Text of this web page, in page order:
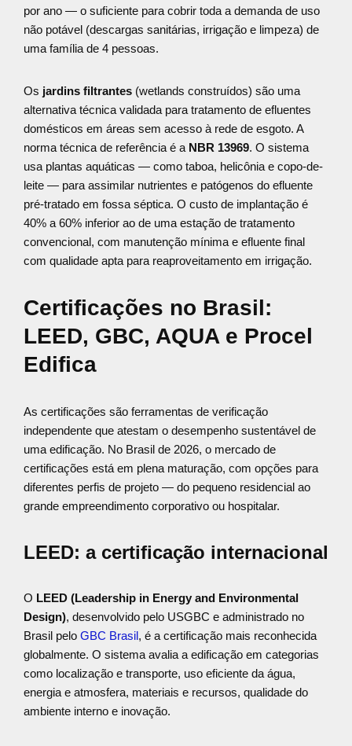
por ano — o suficiente para cobrir toda a demanda de uso
não potável (descargas sanitárias, irrigação e limpeza) de
uma família de 4 pessoas.
Os jardins filtrantes (wetlands construídos) são uma
alternativa técnica validada para tratamento de efluentes
domésticos em áreas sem acesso à rede de esgoto. A
norma técnica de referência é a NBR 13969. O sistema
usa plantas aquáticas — como taboa, helicônia e copo-de-
leite — para assimilar nutrientes e patógenos do efluente
pré-tratado em fossa séptica. O custo de implantação é
40% a 60% inferior ao de uma estação de tratamento
convencional, com manutenção mínima e efluente final
com qualidade apta para reaproveitamento em irrigação.
Certificações no Brasil:
LEED, GBC, AQUA e Procel
Edifica
As certificações são ferramentas de verificação
independente que atestam o desempenho sustentável de
uma edificação. No Brasil de 2026, o mercado de
certificações está em plena maturação, com opções para
diferentes perfis de projeto — do pequeno residencial ao
grande empreendimento corporativo ou hospitalar.
LEED: a certificação internacional
O LEED (Leadership in Energy and Environmental
Design), desenvolvido pelo USGBC e administrado no
Brasil pelo GBC Brasil, é a certificação mais reconhecida
globalmente. O sistema avalia a edificação em categorias
como localização e transporte, uso eficiente da água,
energia e atmosfera, materiais e recursos, qualidade do
ambiente interno e inovação.